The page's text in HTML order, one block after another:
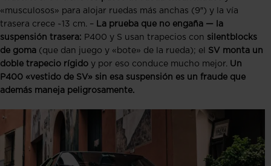
«musculosos» para alojar ruedas más anchas (9″) y la vía
trasera crece ~13 cm. – La prueba que no engaña — la
suspensión trasera: P400 y S usan trapecios con silentblocks
de goma (que dan juego y «bote» de la rueda); el SV monta un
doble trapecio rígido y por eso conduce mucho mejor. Un
P400 «vestido de SV» sin esa suspensión es un fraude que
además maneja peligrosamente.